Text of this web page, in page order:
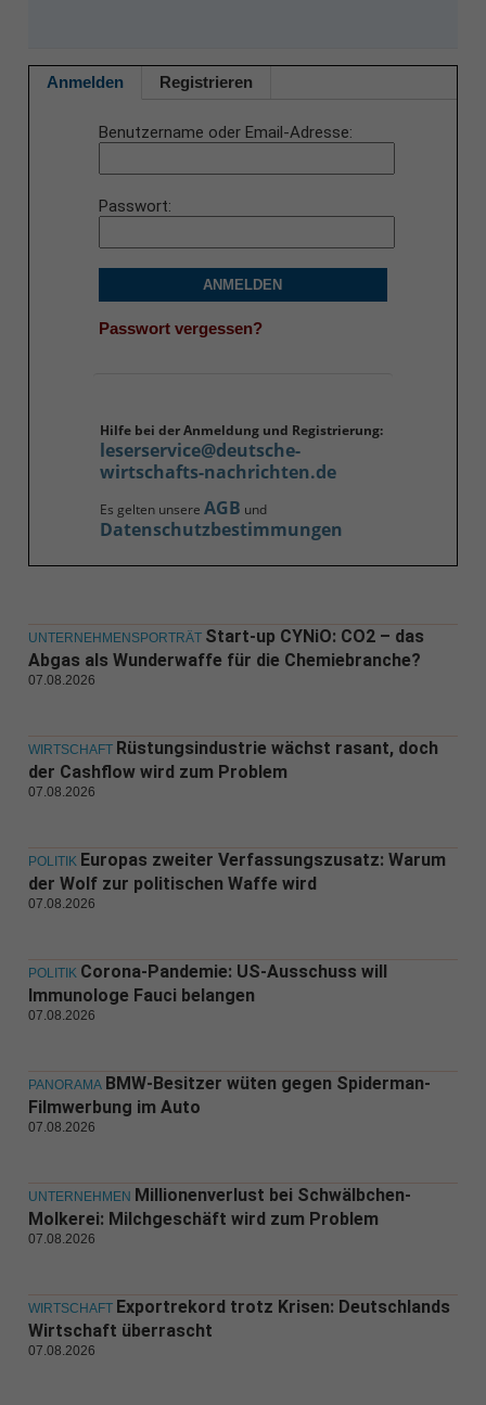
Anmelden Registrieren
Benutzername oder Email-Adresse
Passwort
ANMELDEN
Passwort vergessen?
Hilfe bei der Anmeldung und Registrierung:
leserservice@deutsche-
wirtschafts-nachrichten.de
Es gelten unsere AGB und
Datenschutzbestimmungen
UNTERNEHMENSPORTRÄT Start-up CYNiO: CO2 – das
Abgas als Wunderwaffe für die Chemiebranche?
07.08.2026
WIRTSCHAFT Rüstungsindustrie wächst rasant, doch
der Cashflow wird zum Problem
07.08.2026
POLITIK Europas zweiter Verfassungszusatz: Warum
der Wolf zur politischen Waffe wird
07.08.2026
POLITIK Corona-Pandemie: US-Ausschuss will
Immunologe Fauci belangen
07.08.2026
PANORAMA BMW-Besitzer wüten gegen Spiderman-
Filmwerbung im Auto
07.08.2026
UNTERNEHMEN Millionenverlust bei Schwälbchen-
Molkerei: Milchgeschäft wird zum Problem
07.08.2026
WIRTSCHAFT Exportrekord trotz Krisen: Deutschlands
Wirtschaft überrascht
07.08.2026